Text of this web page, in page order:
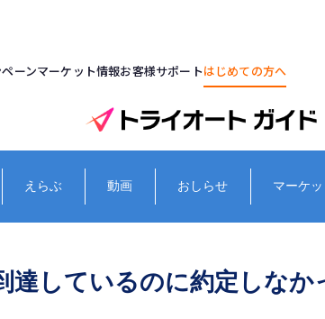
ーンマーケット情報お客様サポートはじめての方へ
えらぶ 動画 おしらせ マーケッ
達しているのに約定しなか